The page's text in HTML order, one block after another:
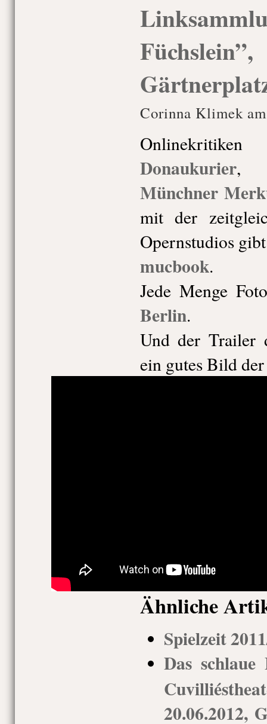
Füchslein”,
Corinna Klimek
Donaukurier
Münchner
mit der
Opernstudios
mucbook.
Jede Menge
Berlin.
Und der Trailer
ein gutes Bild
Ähnliche
Spielzeit
Das schlaue
20.06.2012,